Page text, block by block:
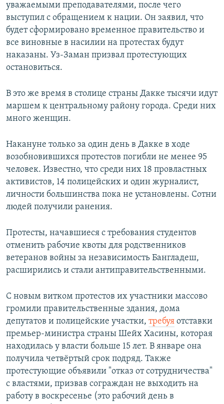
уважаемыми преподавателями, после чего
выступил с обращением к нации. Он заявил, что
будет сформировано временное правительство и
все виновные в насилии на протестах будут
наказаны. Уз-Заман призвал протестующих
остановиться.
В это же время в столице страны Дакке тысячи идут
маршем к центральному району города. Среди них
много женщин.
Накануне только за один день в Дакке в ходе
возобновившихся протестов погибли не менее 95
человек. Известно, что среди них 18 провластных
активистов, 14 полицейских и один журналист,
личности большинства пока не установлены. Сотни
людей получили ранения.
Протесты, начавшиеся с требования студентов
отменить рабочие квоты для родственников
ветеранов войны за независимость Бангладеш,
расширились и стали антиправительственными.
С новым витком протестов их участники массово
громили правительственные здания, дома
депутатов и полицейские участки, требуя отставки
премьер-министра страны Шейх Хасины, которая
находилась у власти больше 15 лет. В январе она
получила четвёртый срок подряд. Также
протестующие объявили "отказ от сотрудничества"
с властями, призвав сограждан не выходить на
работу в воскресенье (это рабочий день в